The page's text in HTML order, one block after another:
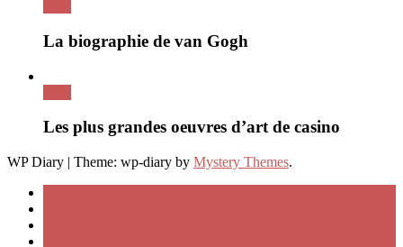
La biographie de van Gogh
Les plus grandes oeuvres d’art de casino
WP Diary | Theme: wp-diary by Mystery Themes.